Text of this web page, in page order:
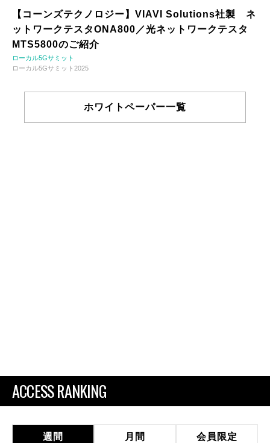
【コーンズテクノロジー】VIAVI Solutions社製 ネ
ットワークテスタONA800／光ネットワークテスタ
MTS5800のご紹介
ローカル5Gサミット
ローカル5Gサミット2025
ホワイトペーパー一覧
ACCESS RANKING
週間 月間 会員限定